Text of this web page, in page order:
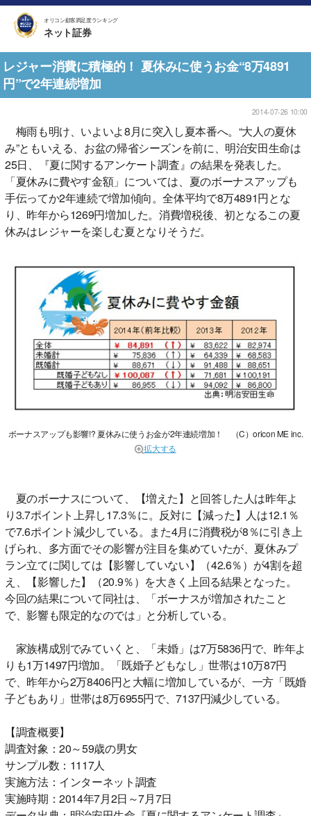
オリコン顧客満足度ランキング
ネット証券
レジャー消費に積極的！ 夏休みに使うお金“8万4891
円”で2年連続増加
2014-07-26 10:00
梅雨も明け、いよいよ8月に突入し夏本番へ。“大人の夏休
み”ともいえる、お盆の帰省シーズンを前に、明治安田生命は
25日、『夏に関するアンケート調査』の結果を発表した。
「夏休みに費やす金額」については、夏のボーナスアップも
手伝ってか2年連続で増加傾向。全体平均で8万4891円とな
り、昨年から1269円増加した。消費増税後、初となるこの夏
休みはレジャーを楽しむ夏となりそうだ。
ボーナスアップも影響!? 夏休みに使うお金が2年連続増加！ （C）oricon ME inc.
拡大する
夏のボーナスについて、【増えた】と回答した人は昨年よ
り3.7ポイント上昇し17.3％に。反対に【減った】人は12.1％
で7.6ポイント減少している。また4月に消費税が8％に引き上
げられ、多方面でその影響が注目を集めていたが、夏休みプ
ラン立てに関しては【影響していない】（42.6％）が4割を超
え、【影響した】（20.9％）を大きく上回る結果となった。
今回の結果について同社は、「ボーナスが増加されたこと
で、影響も限定的なのでは」と分析している。
家族構成別でみていくと、「未婚」は7万5836円で、昨年よ
りも1万1497円増加。「既婚子どもなし」世帯は10万87円
で、昨年から2万8406円と大幅に増加しているが、一方「既婚
子どもあり」世帯は8万6955円で、7137円減少している。
【調査概要】
調査対象：20～59歳の男女
サンプル数：1117人
実施方法：インターネット調査
実施時期：2014年7月2日～7月7日